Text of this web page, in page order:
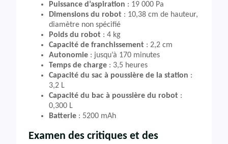
Puissance d’aspiration : 19 000 Pa
Dimensions du robot : 10,38 cm de hauteur,
diamètre non spécifié
Poids du robot : 4 kg
Capacité de franchissement : 2,2 cm
Autonomie : jusqu’à 170 minutes
Temps de charge : 3,5 heures
Capacité du sac à poussière de la station :
3,2 L
Capacité du bac à poussière du robot :
0,300 L
Batterie : 5200 mAh
Examen des critiques et des